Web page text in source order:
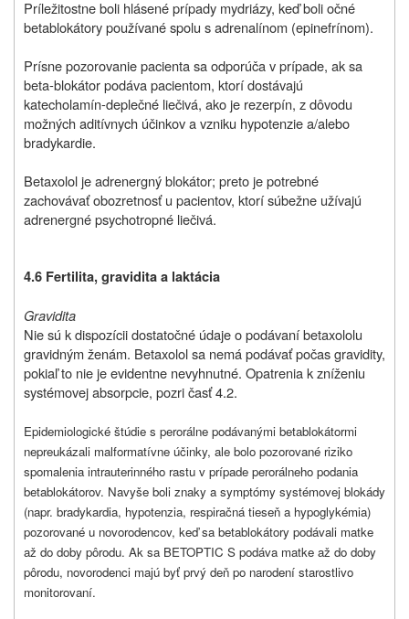
Príležitostne boli hlásené prípady mydriázy, keď boli očné
betablokátory používané spolu s adrenalínom (epinefrínom).
Prísne pozorovanie pacienta sa odporúča v prípade, ak sa
beta-blokátor podáva pacientom, ktorí dostávajú
katecholamín-deplečné liečivá, ako je rezerpín, z dôvodu
možných aditívnych účinkov a vzniku hypotenzie a/alebo
bradykardie.
Betaxolol je adrenergný blokátor; preto je potrebné
zachovávať obozretnosť u pacientov, ktorí súbežne užívajú
adrenergné psychotropné liečivá.
4.6 Fertilita, gravidita a laktácia
Gravidita
Nie sú k dispozícii dostatočné údaje o podávaní betaxololu
gravidným ženám. Betaxolol sa nemá podávať počas gravidity,
pokiaľ to nie je evidentne nevyhnutné. Opatrenia k zníženiu
systémovej absorpcie, pozri časť 4.2.
Epidemiologické štúdie s perorálne podávanými betablokátormi
nepreukázali malformatívne účinky, ale bolo pozorované riziko
spomalenia intrauterinného rastu v prípade perorálneho podania
betablokátorov. Navyše boli znaky a symptómy systémovej blokády
(napr. bradykardia, hypotenzia, respiračná tieseň a hypoglykémia)
pozorované u novorodencov, keď sa betablokátory podávali matke
až do doby pôrodu. Ak sa BETOPTIC S podáva matke až do doby
pôrodu, novorodenci majú byť prvý deň po narodení starostlivo
monitorovaní.